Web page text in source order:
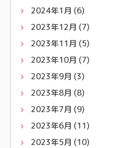
2024年1月 (6)
2023年12月 (7)
2023年11月 (5)
2023年10月 (7)
2023年9月 (3)
2023年8月 (8)
2023年7月 (9)
2023年6月 (11)
2023年5月 (10)